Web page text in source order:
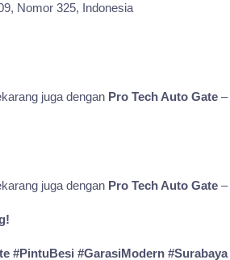
Nomor 325, Indonesia
juga dengan Pro Tech Auto Gate –
juga dengan Pro Tech Auto Gate –
#PintuBesi #GarasiModern